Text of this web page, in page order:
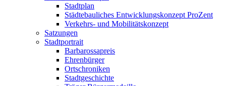
Stadtplan
Städtebauliches Entwicklungskonzept ProZent
Verkehrs- und Mobilitätskonzept
Satzungen
Stadtportrait
Barbarossapreis
Ehrenbürger
Ortschroniken
Stadtgeschichte